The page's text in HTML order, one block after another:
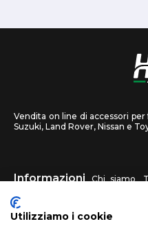
Vendita on line di accessori
Suzuki, Land Rover, Nissan e
Informazioni Chi siamo
recessi
Utilizziamo i cookie